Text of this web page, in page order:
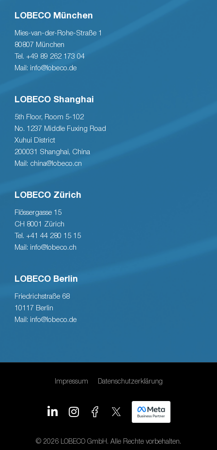
LOBECO München
Mies-van-der-Rohe-Straße 1
80807 München
Tel. +49 89 262 173 04
Mail: info@lobeco.de
LOBECO Shanghai
5th Floor, Room 5-102
No. 1237 Middle Fuxing Road
Xuhui District
200031 Shanghai, China
Mail: china@lobeco.cn
LOBECO Zürich
Flössergasse 15
CH 8001 Zürich
Tel. +41 44 280 15 15
Mail: info@lobeco.ch
LOBECO Berlin
Friedrichstraße 68
10117 Berlin
Mail: info@lobeco.de
© 2026 LOBECO GmbH. Alle Rechte vorbehalten.
Impressum Datenschutzerklärung